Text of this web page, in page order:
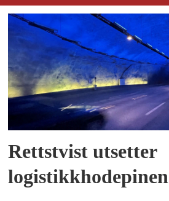
Rettstvist utsetter
logistikkhodepinen